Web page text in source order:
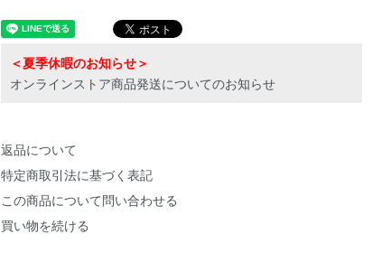
＜夏季休暇のお知らせ＞
オンラインストア商品発送についてのお知らせ
返品について
特定商取引法に基づく表記
この商品について問い合わせる
買い物を続ける